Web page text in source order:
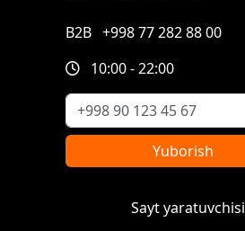
B2B +998 77 282 88 00
10:00 - 22:00
Yuborish
Sayt yaratuvchisi